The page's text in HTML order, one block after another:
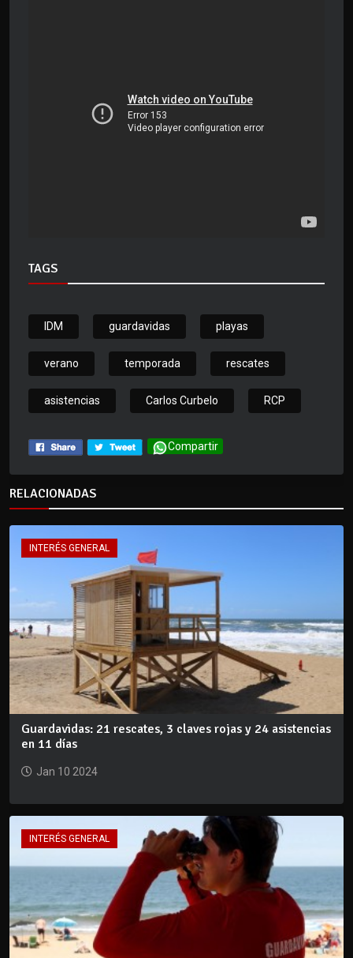
TAGS
IDM guardavidas playas
verano temporada rescates
asistencias Carlos Curbelo RCP
Compartir
RELACIONADAS
INTERÉS GENERAL
Guardavidas: 21 rescates, 3 claves rojas y 24 asistencias
en 11 días
Jan 10 2024
INTERÉS GENERAL